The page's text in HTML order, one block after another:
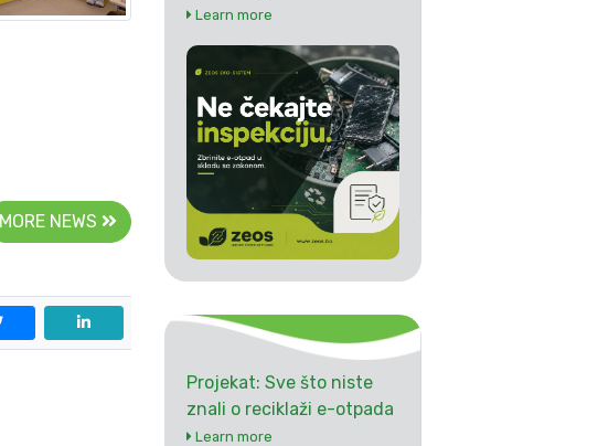
MORE NEWS
Learn more
Projekat: Sve što niste
znali o reciklaži e-otpada
Learn more